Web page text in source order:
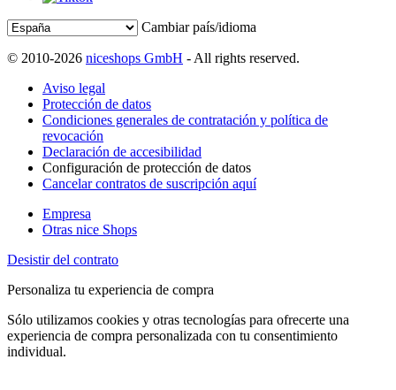
Cambiar país/idioma
© 2010-2026 niceshops GmbH - All rights reserved.
Aviso legal
Protección de datos
Condiciones generales de contratación y política de
revocación
Declaración de accesibilidad
Configuración de protección de datos
Cancelar contratos de suscripción aquí
Empresa
Otras nice Shops
Desistir del contrato
Personaliza tu experiencia de compra
Sólo utilizamos cookies y otras tecnologías para ofrecerte una
experiencia de compra personalizada con tu consentimiento
individual.